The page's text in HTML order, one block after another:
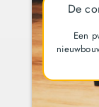
De
Een